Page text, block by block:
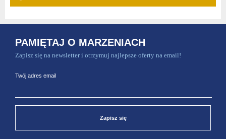
PAMIĘTAJ O MARZENIACH
Zapisz się na newsletter i otrzymuj najlepsze oferty na email!
Twój adres email
Zapisz się